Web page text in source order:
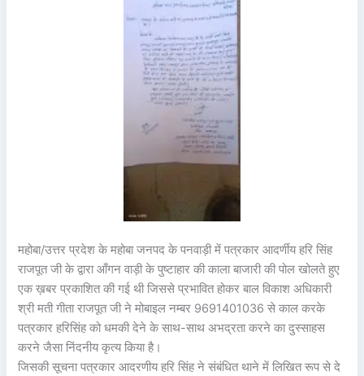
महोबा/उत्तर प्रदेश के महोबा जनपद के पनवाड़ी में पत्रकार आदर्णीय हरि सिंह
राजपूत जी के द्वारा आँगन वाड़ी के पुष्टाहार की काला बाजारी की पोल खोलते हुए
एक ख़बर प्रकाशित की गई थी जिससे प्रभावित होकर बाल विकाश अधिकारी
श्री मती गीता राजपूत जी ने मोबाइल नम्बर 9691401036 से काल करके
पत्रकार हरिसिंह को धमकी देने के साथ-साथ अभद्रता करने का दुस्साहस
करने जैसा निंदनीय कृत्य किया है।
जिसकी सूचना पत्रकार आदरणीय हरि सिंह ने संबंधित थाने में लिखित रूप से दे